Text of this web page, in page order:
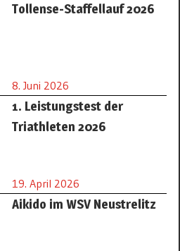
Tollense-Staffellauf 2026
8. Juni 2026
1. Leistungstest der
Triathleten 2026
19. April 2026
Aikido im WSV Neustrelitz